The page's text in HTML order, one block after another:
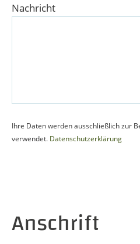
Nachricht
Ihre Daten werden ausschließlich zur
verwendet. Datenschutzerklärung
Anschrift